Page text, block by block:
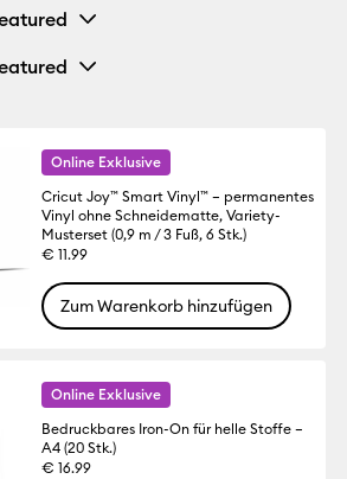
Online Exklusive
Cricut Joy™ Smart Vinyl™ – permanentes
Vinyl ohne Schneidematte, Variety-
Musterset (0,9 m / 3 Fuß, 6 Stk.)
€ 11.99
Zum Warenkorb hinzufügen
Online Exklusive
Bedruckbares Iron-On für helle Stoffe –
A4 (20 Stk.)
€ 16.99